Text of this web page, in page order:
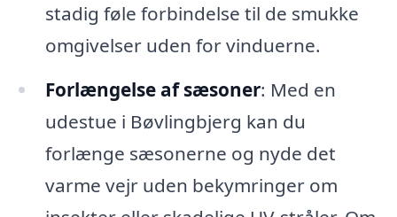
stadig føle forbindelse til de smukke
omgivelser uden for vinduerne.
Forlængelse af sæsoner: Med en
udestue i Bøvlingbjerg kan du
forlænge sæsonerne og nyde det
varme vejr uden bekymringer om